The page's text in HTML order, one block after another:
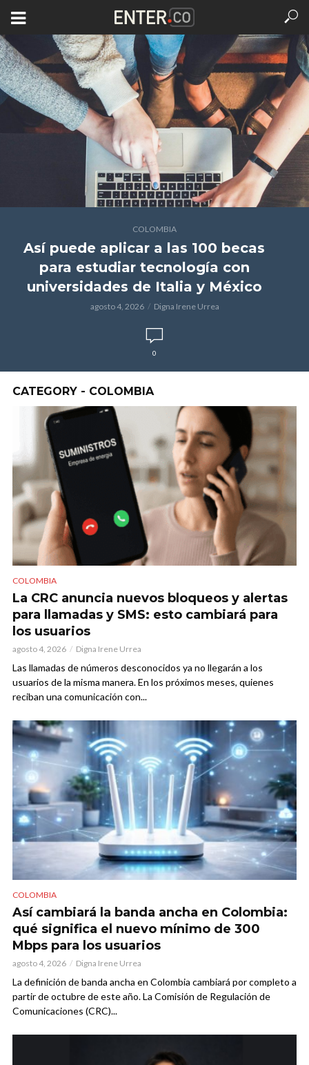
COLOMBIA
Así puede aplicar a las 100 becas
para estudiar tecnología con
universidades de Italia y México
agosto 4, 2026 Digna Irene Urrea
0
CATEGORY - COLOMBIA
COLOMBIA
La CRC anuncia nuevos bloqueos y alertas
para llamadas y SMS: esto cambiará para
los usuarios
agosto 4, 2026 Digna Irene Urrea
Las llamadas de números desconocidos ya no llegarán a los
usuarios de la misma manera. En los próximos meses, quienes
reciban una comunicación con...
COLOMBIA
Así cambiará la banda ancha en Colombia:
qué significa el nuevo mínimo de 300
Mbps para los usuarios
agosto 4, 2026 Digna Irene Urrea
La definición de banda ancha en Colombia cambiará por completo a
partir de octubre de este año. La Comisión de Regulación de
Comunicaciones (CRC)...